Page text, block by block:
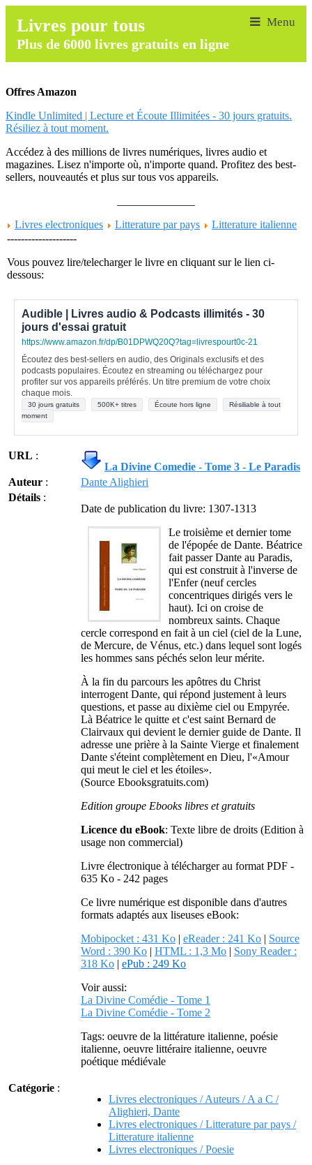
Livres pour tous
Plus de 6000 livres gratuits en ligne
Offres Amazon
Kindle Unlimited | Lecture et Écoute Illimitées - 30 jours gratuits.
Résiliez à tout moment.
Accédez à des millions de livres numériques, livres audio et
magazines. Lisez n'importe où, n'importe quand. Profitez des best-
sellers, nouveautés et plus sur tous vos appareils.
Livres electroniques
Litterature par pays
Litterature italienne
--------------------
Vous pouvez lire/telecharger le livre en cliquant sur le lien ci-
dessous:
Audible | Livres audio & Podcasts illimités - 30
jours d'essai gratuit
https://www.amazon.fr/dp/B01DPWQ20Q?tag=livrespourt0c-21
Écoutez des best-sellers en audio, des Originals exclusifs et des
podcasts populaires. Écoutez en streaming ou téléchargez pour
profiter sur vos appareils préférés. Un titre premium de votre choix
chaque mois.
30 jours gratuits 500K+ titres Écoute hors ligne
Résiliable à tout
moment
URL :
La Divine Comedie - Tome 3 - Le Paradis
Auteur :
Dante Alighieri
Détails :
Date de publication du livre: 1307-1313
Le troisième et dernier tome
de l'épopée de Dante. Béatrice
fait passer Dante au Paradis,
qui est construit à l'inverse de
l'Enfer (neuf cercles
concentriques dirigés vers le
haut). Ici on croise de
nombreux saints. Chaque
cercle correspond en fait à un ciel (ciel de la Lune,
de Mercure, de Vénus, etc.) dans lequel sont logés
les hommes sans péchés selon leur mérite.
À la fin du parcours les apôtres du Christ
interrogent Dante, qui répond justement à leurs
questions, et passe au dixième ciel ou Empyrée.
Là Béatrice le quitte et c'est saint Bernard de
Clairvaux qui devient le dernier guide de Dante. Il
adresse une prière à la Sainte Vierge et finalement
Dante s'éteint complètement en Dieu, l'«Amour
qui meut le ciel et les étoiles».
(Source Ebooksgratuits.com)
Edition groupe Ebooks libres et gratuits
Licence du eBook: Texte libre de droits (Edition à
usage non commercial)
Livre électronique à télécharger au format PDF -
635 Ko - 242 pages
Ce livre numérique est disponible dans d'autres
formats adaptés aux liseuses eBook:
Mobipocket : 431 Ko | eReader : 241 Ko | Source
Word : 390 Ko | HTML : 1,3 Mo | Sony Reader :
318 Ko | ePub : 249 Ko
Voir aussi:
La Divine Comédie - Tome 1
La Divine Comédie - Tome 2
Tags: oeuvre de la littérature italienne, poésie
italienne, oeuvre littéraire italienne, oeuvre
poétique médiévale
Catégorie :
Livres electroniques / Auteurs / A a C /
Alighieri, Dante
Livres electroniques / Litterature par pays /
Litterature italienne
Livres electroniques / Poesie